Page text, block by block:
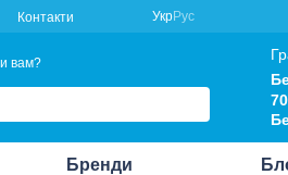
Контакти УкрРус
вам?
Бренди